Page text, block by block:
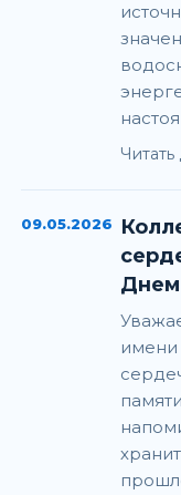
Читать
09.05.2026
Днем
имени